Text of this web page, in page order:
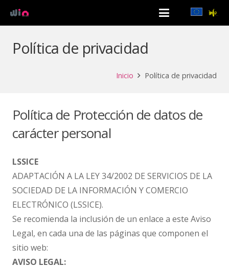
Política de privacidad
Inicio Política de privacidad
Política de Protección de datos de
carácter personal
LSSICE
ADAPTACIÓN A LA LEY 34/2002 DE SERVICIOS DE LA
SOCIEDAD DE LA INFORMACIÓN Y COMERCIO
ELECTRÓNICO (LSSICE).
Se recomienda la inclusión de un enlace a este Aviso
Legal, en cada una de las páginas que componen el
sitio web:
AVISO LEGAL: